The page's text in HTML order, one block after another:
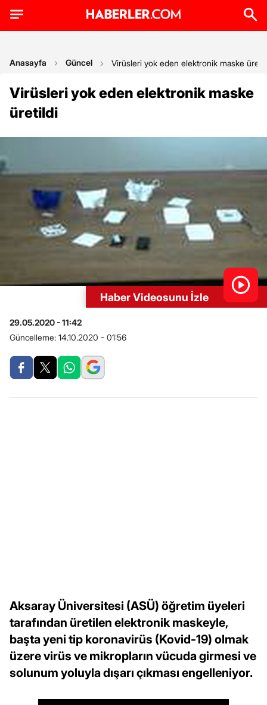
Anasayfa Güncel Virüsleri yok eden elektronik maske
Virüsleri yok eden elektronik maske
üretildi
Haber Videosunu İzle
29.05.2020 - 11:42
Güncelleme: 14.10.2020 - 01:56
Aksaray Üniversitesi (ASÜ) öğretim üyeleri
tarafından üretilen elektronik maskeyle,
başta yeni tip koronavirüs (Kovid-19) olmak
üzere virüs ve mikropların vücuda girmesi ve
solunum yoluyla dışarı çıkması engelleniyor.